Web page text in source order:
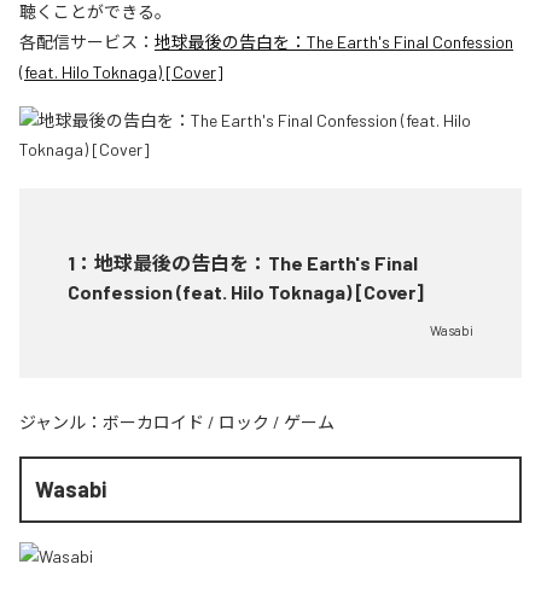
聴くことができる。
各配信サービス： 地球最後の告白を：The Earth's Final Confession
(feat. Hilo Toknaga) [Cover]
1 ： 地球最後の告白を：The Earth's Final
Confession (feat. Hilo Toknaga) [Cover]
Wasabi
ジャンル： ボーカロイド / ロック / ゲーム
Wasabi